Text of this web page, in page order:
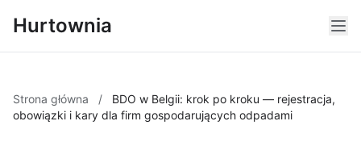
Hurtownia
Strona główna /
BDO w Belgii: krok po kroku — rejestracja,
obowiązki i kary dla firm gospodarujących odpadami